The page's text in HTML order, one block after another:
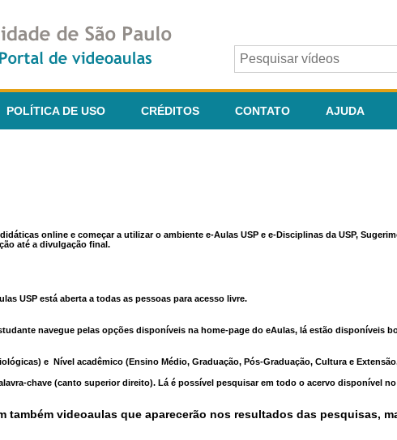
POLÍTICA DE USO CRÉDITOS CONTATO AJUDA
online e começar a utilizar o ambiente e-Aulas USP e e-Disciplinas da USP,
até a divulgação final.
USP está aberta a todas as pessoas para acesso livre.
navegue pelas opções disponíveis na home-page do eAulas, lá estão disponíveis
e Nível acadêmico (Ensino Médio, Graduação, Pós-Graduação, Cultura e
chave (canto superior direito). Lá é possível pesquisar em todo o acervo disponível
também videoaulas que aparecerão nos resultados das pesquisas,